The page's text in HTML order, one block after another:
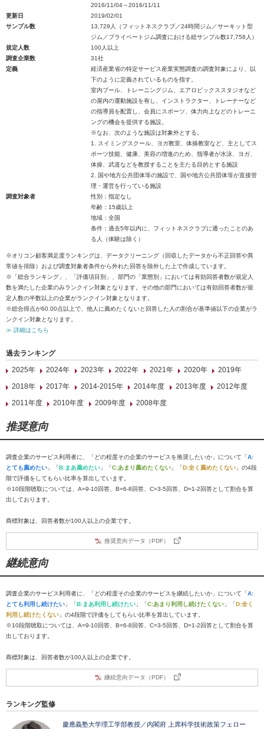
2016/11/04～2016/11/11
更新日
2019/02/01
サンプル数
13,729人（フィットネスクラブ／24時間ジム／サーキット型
ジム／プライベートジム調査における総サンプル数17,758人）
規定人数
100人以上
調査企業数
31社
定義
経済産業省の特定サービス産業実態調査の調査対象により、以
下のように定義されているものを指す。
室内プール、トレーニングジム、エアロビックススタジオなど
の屋内の運動施設を有し、インストラクター、トレーナーなど
の指導員を配置し、会員にスポーツ、体力向上などのトレーニ
ングの機会を提供する施設。
※なお、次のような施設は対象外とする。
1. スイミングスクール、ヨガ教室、体操教室など、主としてス
ポーツ技能、健康、美容の増進のため、指導者が水泳、ヨガ、
体操、武道などを教授することを主たる目的とする施設
2. 国や地方公共団体等の施設で、国や地方公共団体等が直接管
理・運営を行っている施設
調査対象者
性別：指定なし
年齢：15歳以上
地域：全国
条件：過去5年以内に、フィットネスクラブに通ったことのあ
る人（体験は除く）
※オリコン顧客満足度ランキングは、データクリーニング（回収したデータから不正回答や異
常値を排除）および調査対象者条件から外れた回答を除外した上で作成しています。
※「総合ランキング」、「評価項目別」、部門の「業態別」においては有効回答者数が規定人
数を満たした企業のみランクイン対象となります。その他の部門においては有効回答者数が規
定人数の半数以上の企業がランクイン対象となります。
※総合得点が60.00点以上で、他人に薦めたくないと回答した人の割合が基準値以下の企業がラ
ンクイン対象となります。
≫ 詳細はこちら
過去ランキング
2025年
2024年 2023年 2022年 2021年 2020年
2019年
2018年
2017年 2014-2015年 2014年度 2013年度
2012年度
2011年度
2010年度 2009年度 2008年度
推奨意向
調査企業のサービス利用者に、「どの程度その企業のサービスを推奨したいか」について「A:
とても薦めたい 」「B:まあ薦めたい 」「C:あまり薦めたくない 」「D:全く薦めたくない 」の4段
階で評価をしてもらい比率を算出しています。
※10段階聴取については、A=9-10回答、B=6-8回答、C=3-5回答、D=1-2回答として割合を算
出しております。
商標対象は、回答者数が100人以上の企業です。
推奨意向データ（PDF）
継続意向
調査企業のサービス利用者に、「どの程度その企業のサービスを継続したいか」について「A:
とても利用し続けたい 」「B:まあ利用し続けたい 」「C:あまり利用し続けたくない 」「D:全く
利用し続けたくない 」の4段階で評価をしてもらい比率を算出しています。
※10段階聴取については、A=9-10回答、B=6-8回答、C=3-5回答、D=1-2回答として割合を算
出しております。
商標対象は、回答者数が100人以上の企業です。
継続意向データ（PDF）
ランキング監修
慶應義塾大学理工学部教授／内閣府 上席科学技術政策フェロー